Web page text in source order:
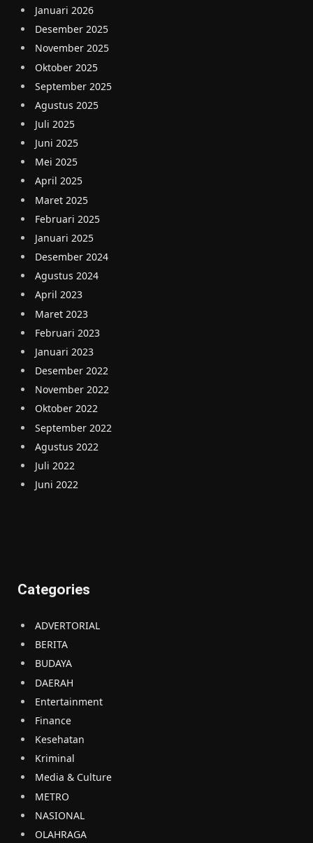
Januari 2026
Desember 2025
November 2025
Oktober 2025
September 2025
Agustus 2025
Juli 2025
Juni 2025
Mei 2025
April 2025
Maret 2025
Februari 2025
Januari 2025
Desember 2024
Agustus 2024
April 2023
Maret 2023
Februari 2023
Januari 2023
Desember 2022
November 2022
Oktober 2022
September 2022
Agustus 2022
Juli 2022
Juni 2022
Categories
ADVERTORIAL
BERITA
BUDAYA
DAERAH
Entertainment
Finance
Kesehatan
Kriminal
Media & Culture
METRO
NASIONAL
OLAHRAGA